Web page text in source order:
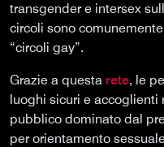
transgender e intersex
circoli sono
“circoli gay”.
Grazie a questa rete, le
luoghi sicuri e accoglienti
pubblico dominato dal
per orientamento